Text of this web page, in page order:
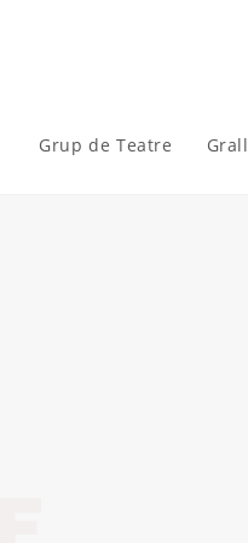
Grup de Teatre